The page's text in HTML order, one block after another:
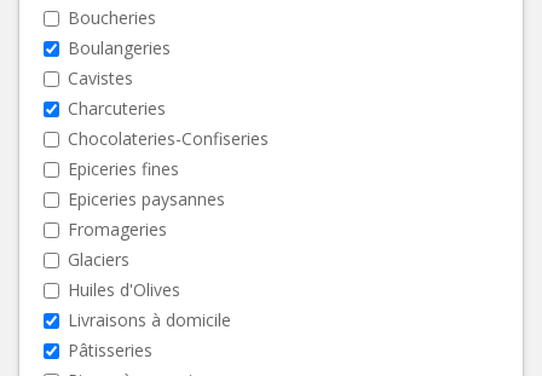
Boucheries
Boulangeries
Cavistes
Charcuteries
Chocolateries-Confiseries
Epiceries fines
Epiceries paysannes
Fromageries
Glaciers
Huiles d'Olives
Livraisons à domicile
Pâtisseries